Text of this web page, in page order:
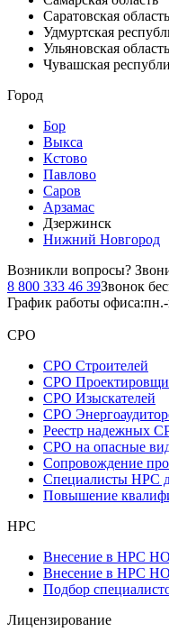
Саратовская область
Удмуртская
Ульяновская область
Чувашская
Город
Бор
Выкса
Кстово
Павлово
Саров
Арзамас
Дзержинск
Нижний Новгород
Возникли вопросы?
8 800 333 46 39Звонок
График работы офиса:пн.-
СРО
СРО Строителей
СРО
СРО Изыскателей
СРО
Реестр надежных
СРО на опасные
Сопровождение
Специалисты НРС
Повышение
НРС
Внесение в НРС
Внесение в НРС
Подбор
Лицензирование